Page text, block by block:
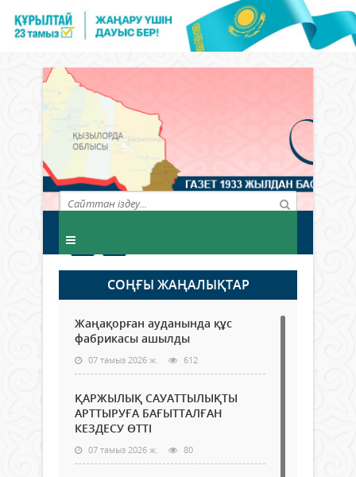
СОҢҒЫ ЖАҢАЛЫҚТАР
Жаңақорған ауданында құс
фабрикасы ашылды
07 тамыз 2026 ж. 612
ҚАРЖЫЛЫҚ САУАТТЫЛЫҚТЫ
АРТТЫРУҒА БАҒЫТТАЛҒАН
КЕЗДЕСУ ӨТТІ
07 тамыз 2026 ж. 80